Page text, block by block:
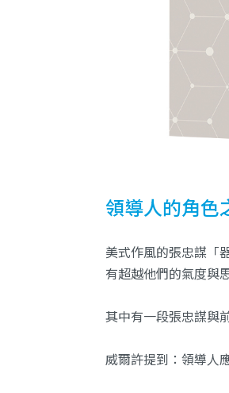
領導人的角色
美式作風的張忠謀「
有超越他們的氣度與
其中有一段張忠謀與
威爾許提到：領導人